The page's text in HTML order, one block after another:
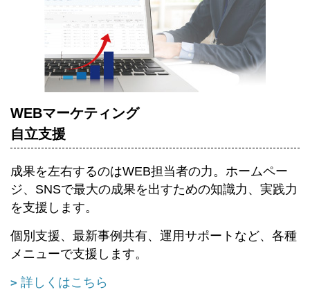
WEBマーケティング
自立支援
成果を左右するのはWEB担当者の力。ホームペー
ジ、SNSで最大の成果を出すための知識力、実践力
を支援します。
個別支援、最新事例共有、運用サポートなど、各種
メニューで支援します。
詳しくはこちら